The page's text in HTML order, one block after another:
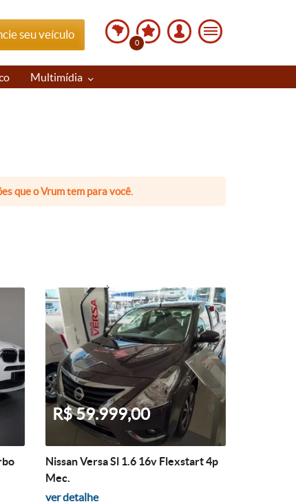
seu veículo
0
Multimídia
que o Vrum tem para você.
R$ 59.999,00
Nissan Versa Sl 1.6 16v Flexstart 4p
Mec.
ver detalhe